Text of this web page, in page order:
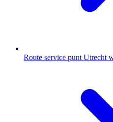
Route service punt Utrecht